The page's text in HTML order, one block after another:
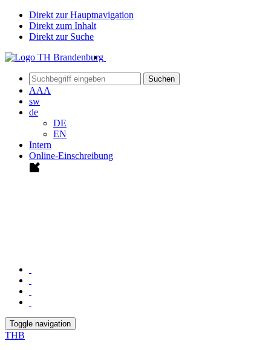
Direkt zur Hauptnavigation
Direkt zum Inhalt
Direkt zur Suche
Suchen
AAA
sw
de
DE
EN
Intern
Online-Einschreibung
Toggle navigation
THB